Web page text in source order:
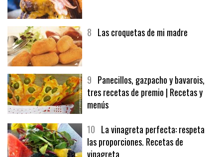
9Panecillos, gazpacho y bavarois,
tres recetas de premio | Recetas y
menús
10La vinagreta perfecta: respeta